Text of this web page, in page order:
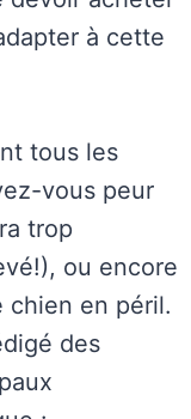
à cette
tous les
vous peur
trop
ou encore
chien en péril.
des